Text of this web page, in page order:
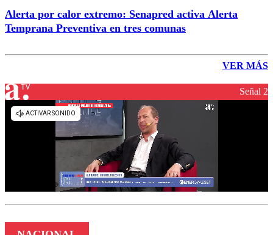
Alerta por calor extremo: Senapred activa Alerta
Temprana Preventiva en tres comunas
VER MÁS
Señal 2